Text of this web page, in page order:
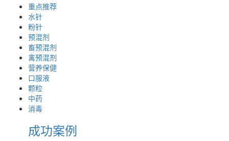
重点推荐
水针
粉针
预混剂
畜预混剂
禽预混剂
营养保健
口服液
颗粒
中药
消毒
成功案例